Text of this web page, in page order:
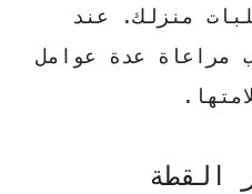
منزلك. عند
مراعاة عدة عوامل
القطة